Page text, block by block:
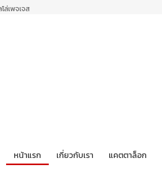
ล่เพจเจส
หน้าแรก เกี่ยวกับเรา แคตตาล็อก